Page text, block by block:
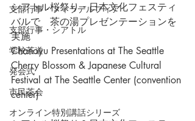
支部行事・フィラデルフィア
支部行事・シアトル
学校茶道
発会式
市民茶会
オンライン特別講話シリーズ
シアトル桜祭り・日本文化フェスティ
バルで　茶の湯プレゼンテーションを
実施
Chanoyu Presentations at The Seattle
Cherry Blossom & Japanese Cultural
Festival at The Seattle Center (convention
center)